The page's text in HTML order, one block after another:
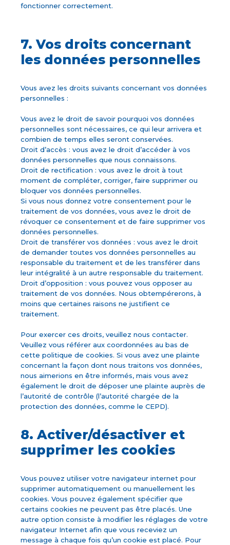
fonctionner correctement.
7. Vos droits concernant
les données personnelles
Vous avez les droits suivants concernant vos données
personnelles :
Vous avez le droit de savoir pourquoi vos données
personnelles sont nécessaires, ce qui leur arrivera et
combien de temps elles seront conservées.
Droit d’accès : vous avez le droit d’accéder à vos
données personnelles que nous connaissons.
Droit de rectification : vous avez le droit à tout
moment de compléter, corriger, faire supprimer ou
bloquer vos données personnelles.
Si vous nous donnez votre consentement pour le
traitement de vos données, vous avez le droit de
révoquer ce consentement et de faire supprimer vos
données personnelles.
Droit de transférer vos données : vous avez le droit
de demander toutes vos données personnelles au
responsable du traitement et de les transférer dans
leur intégralité à un autre responsable du traitement.
Droit d’opposition : vous pouvez vous opposer au
traitement de vos données. Nous obtempérerons, à
moins que certaines raisons ne justifient ce
traitement.
Pour exercer ces droits, veuillez nous contacter.
Veuillez vous référer aux coordonnées au bas de
cette politique de cookies. Si vous avez une plainte
concernant la façon dont nous traitons vos données,
nous aimerions en être informés, mais vous avez
également le droit de déposer une plainte auprès de
l’autorité de contrôle (l’autorité chargée de la
protection des données, comme le CEPD).
8. Activer/désactiver et
supprimer les cookies
Vous pouvez utiliser votre navigateur internet pour
supprimer automatiquement ou manuellement les
cookies. Vous pouvez également spécifier que
certains cookies ne peuvent pas être placés. Une
autre option consiste à modifier les réglages de votre
navigateur Internet afin que vous receviez un
message à chaque fois qu’un cookie est placé. Pour